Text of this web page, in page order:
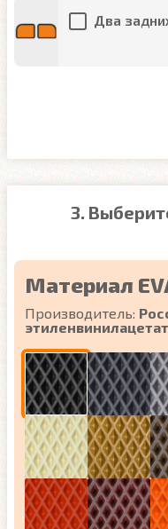
Два
3.
Материал
Производитель:
этиленвинилацетат